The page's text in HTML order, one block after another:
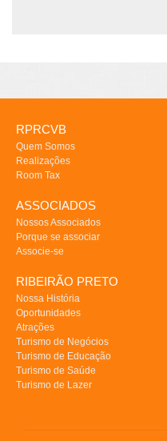
RPRCVB
Quem Somos
Realizações
Room Tax
ASSOCIADOS
Nossos Associados
Porque se associar
Associe-se
RIBEIRÃO PRETO
Nossa História
Oportunidades
Atrações
Turismo de Negócios
Turismo de Educação
Turismo de Saúde
Turismo de Lazer